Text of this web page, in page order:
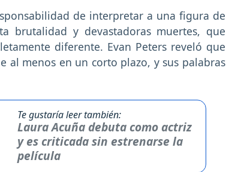
de interpretar a una figura de
brutalidad y devastadoras muertes, que
diferente. Evan Peters reveló que
al menos en un corto plazo, y sus palabras
Te gustaría leer también:
Laura Acuña debuta como actriz
y es criticada sin estrenarse la
película